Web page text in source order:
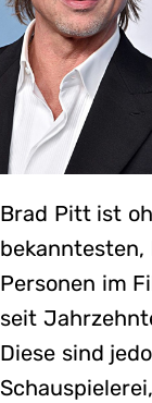
Brad Pitt ist
Personen im
seit
Diese sind